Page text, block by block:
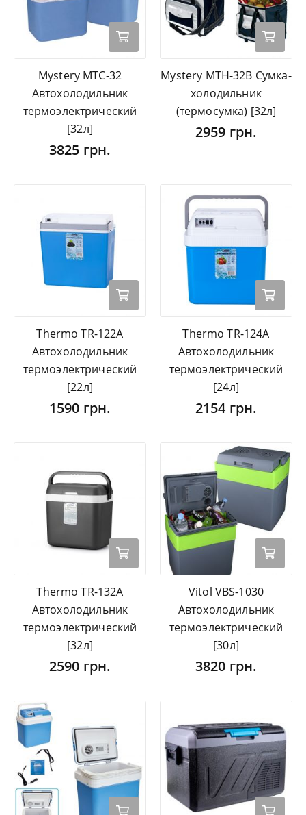
Mystery MTC-32
Автохолодильник
термоэлектрический
[32л]
3825 грн.
Mystery MTH-32B Сумка-
холодильник
(термосумка) [32л]
2959 грн.
Thermo TR-122A
Автохолодильник
термоэлектрический
[22л]
1590 грн.
Thermo TR-124A
Автохолодильник
термоэлектрический
[24л]
2154 грн.
Thermo TR-132A
Автохолодильник
термоэлектрический
[32л]
2590 грн.
Vitol VBS-1030
Автохолодильник
термоэлектрический
[30л]
3820 грн.